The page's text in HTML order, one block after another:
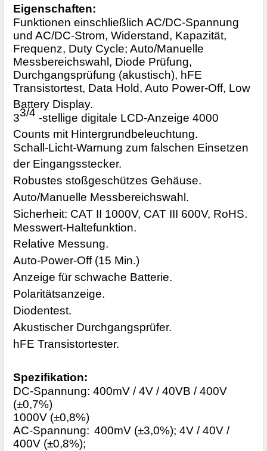
Eigenschaften:
Funktionen einschließlich AC/DC-Spannung
und AC/DC-Strom, Widerstand, Kapazität,
Frequenz, Duty Cycle; Auto/Manuelle
Messbereichswahl, Diode Prüfung,
Durchgangsprüfung (akustisch), hFE
Transistortest, Data Hold, Auto Power-Off, Low
Battery Display.
33/4 -stellige digitale LCD-Anzeige 4000
Counts mit Hintergrundbeleuchtung.
Schall-Licht-Warnung zum falschen Einsetzen
der Eingangsstecker.
Robustes stoßgeschützes Gehäuse.
Auto/Manuelle Messbereichswahl.
Sicherheit: CAT II 1000V, CAT III 600V, RoHS.
Messwert-Haltefunktion.
Relative Messung.
Auto-Power-Off (15 Min.)
Anzeige für schwache Batterie.
Polaritätsanzeige.
Diodentest.
Akustischer Durchgangsprüfer.
hFE Transistortester.
Spezifikation:
DC-Spannung: 400mV / 4V / 40VВ / 400V
(±0,7%)
1000V (±0,8%)
AC-Spannung: 400mV (±3,0%); 4V / 40V /
400V (±0,8%);